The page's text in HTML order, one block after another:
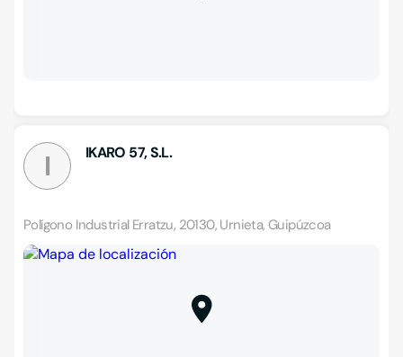
I IKARO 57, S.L.
Polígono Industrial Erratzu, 20130, Urnieta, Guipúzcoa